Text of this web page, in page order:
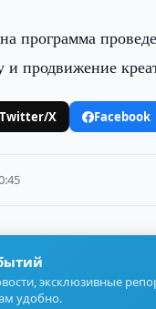
программа
и продвижение
Twitter/X Facebook
эксклюзивные
удобно.